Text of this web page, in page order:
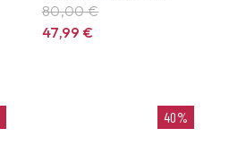
80,00 €
47,99€
40%